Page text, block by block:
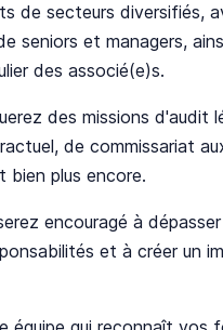
de secteurs diversifiés,
seniors et managers,
des associé(e)s.
des missions d'audit
de commissariat
bien plus encore.
encouragé à
et à créer un